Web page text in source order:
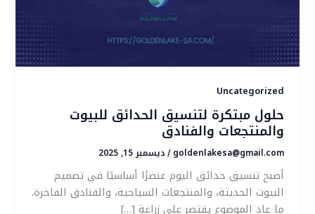
Uncategorized
حلول مبتكرة لتنسيق الحدائق للبيوت
والمنتجعات والفنادق
goldenlakesa@gmail.com
/ ديسمبر 15, 2025
أصبح تنسيق حدائق اليوم عنصرًا أساسيًا في تصميم
البيوت الحديثة، والمنتجعات السياحية، والفنادق الفاخرة.
ما عاد الموضوع يقتصر على زراعة […]